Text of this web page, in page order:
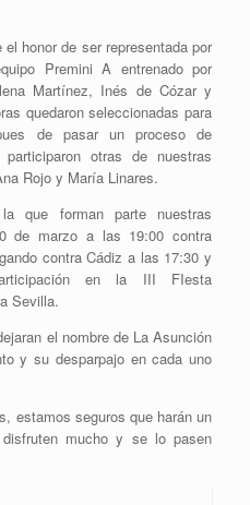
honor de ser representada por
Premini A entrenado por
Martínez, Inés de Cózar y
quedaron seleccionadas para
de pasar un proceso de
otras de nuestras
Rojo y María Linares.
que forman parte nuestras
de marzo a las 19:00 contra
contra Cádiz a las 17:30 y
en la III FIesta
Sevilla.
el nombre de La Asunción
y su desparpajo en cada uno
estamos seguros que harán un
mucho y se lo pasen